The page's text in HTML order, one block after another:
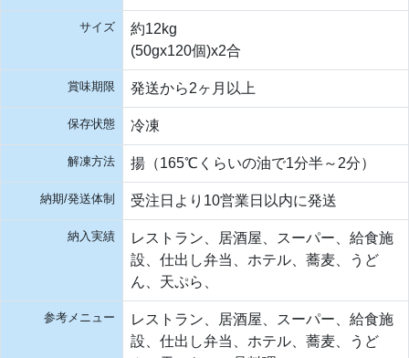
サイズ
約12kg
(50gx120個)x2合
賞味期限 発送から2ヶ月以上
保存状態 冷凍
解凍方法 揚（165℃くらいの油で1分半～2分）
納期/発送体制 受注日より10営業日以内に発送
納入実績
レストラン、居酒屋、スーパー、給食施
設、仕出し弁当、ホテル、蕎麦、うど
ん、天ぷら、
参考メニュー
レストラン、居酒屋、スーパー、給食施
設、仕出し弁当、ホテル、蕎麦、うど